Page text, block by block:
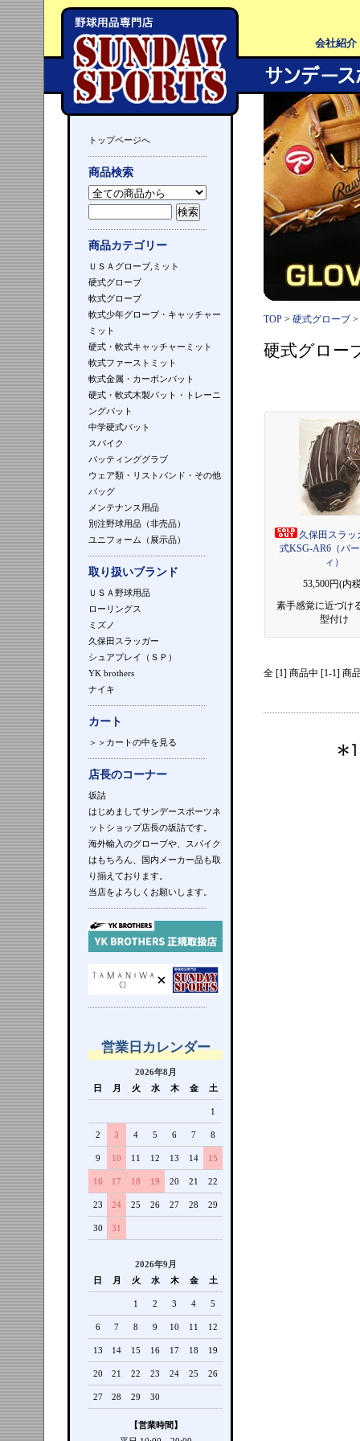
会社紹介
トップページへ
商品検索
商品カテゴリー
ＵＳＡグローブ,ミット
硬式グローブ
軟式グローブ
軟式少年グローブ・キャッチャー
ミット
硬式・軟式キャッチャーミット
軟式ファーストミット
軟式金属・カーボンバット
硬式・軟式木製バット・トレーニ
ングバット
中学硬式バット
スパイク
バッティンググラブ
ウェア類・リストバンド・その他
バッグ
メンテナンス用品
別注野球用品（非売品）
ユニフォーム（展示品）
取り扱いブランド
ＵＳＡ野球用品
ローリングス
ミズノ
久保田スラッガー
シュアプレイ（ＳＰ）
YK brothers
ナイキ
カート
＞＞カートの中を見る
店長のコーナー
坂詰
はじめましてサンデースポーツネ
ットショップ店長の坂詰です。
海外輸入のグローブや、スパイク
はもちろん、国内メーカー品も取
り揃えております。
当店をよろしくお願いします。
営業日カレンダー
2026年8月
日
月 火 水 木 金 土
1
2 3 4 5 6 7 8
9 10 11 12 13 14 15
16 17 18 19 20 21 22
23 24 25 26 27 28 29
30 31
2026年9月
日
月 火 水 木 金 土
1 2 3 4 5
6 7 8 9 10 11 12
13 14 15 16 17 18 19
20 21 22 23 24 25 26
27 28 29 30
【営業時間】
TOP > 硬式グローブ >
硬式グロー
久保田スラ
式KSG-AR6（バ
ィ）
53,500円(内
素手感覚に近づけ
型付け
全 [1] 商品中 [1-1] 商